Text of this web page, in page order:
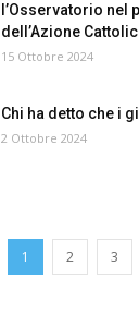
l’Osservatorio
dell’Azione
15 Ottobre 2024
Chi ha detto che i
2 Ottobre 2024
1 2 3